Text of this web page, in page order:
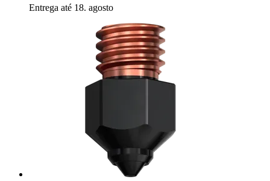
Entrega até 18. agosto